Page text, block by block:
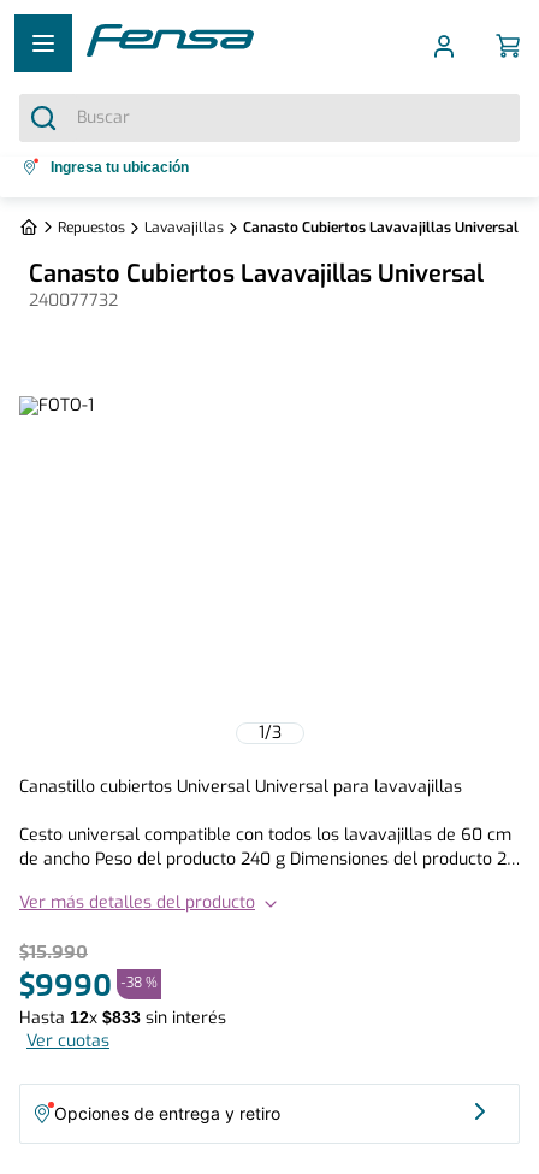
Buscar
Términos más buscados
3. bottom freezer
Ingresa tu ubicación
Repuestos Lavavajillas Canasto Cubiertos Lavavajillas Universal
Canasto Cubiertos Lavavajillas Universal
240077732
1/3
Canastillo cubiertos Universal Universal para lavavajillas
Cesto universal compatible con todos los lavavajillas de 60 cm
de ancho Peso del producto 240 g Dimensiones del producto 25
Electroluxen los sitios oficiales de la marca. Usar repuestos
extiende la vida útil del mismo, en otras palabras, prefiere
siempre invertir en calidad y durabilidad.
Ver más detalles del producto
$15.990
$9990 -38 %
Hasta 12x $833 sin interés
Ver cuotas
Opciones de entrega y retiro